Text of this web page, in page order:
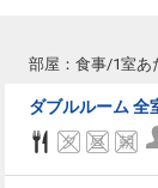
部屋：食事/1室あ
ダブルルーム 全